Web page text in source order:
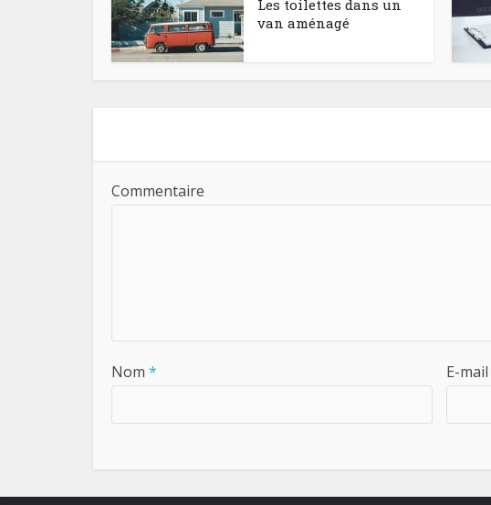
Les toilettes dans un
van aménagé
Commentaire
Nom * E-mail